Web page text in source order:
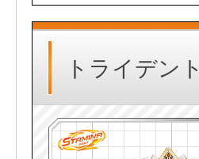
トライデント